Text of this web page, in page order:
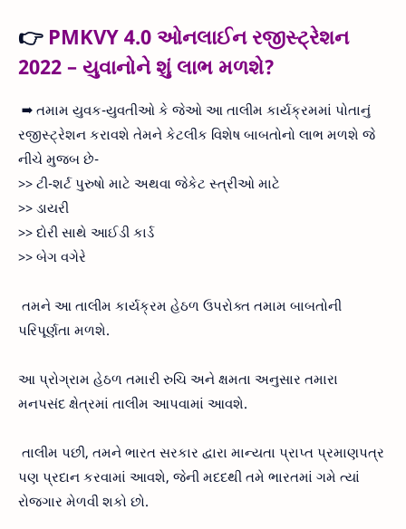
👉 PMKVY 4.0 ઓનલાઈન રજીસ્ટ્રેશન
2022 – યુવાનોને શું લાભ મળશે?
➡ તમામ યુવક-યુવતીઓ કે જેઓ આ તાલીમ કાર્યક્રમમાં પોતાનું
રજીસ્ટ્રેશન કરાવશે તેમને કેટલીક વિશેષ બાબતોનો લાભ મળશે જે
નીચે મુજબ છે-
>> ટી-શર્ટ પુરુષો માટે અથવા જેકેટ સ્ત્રીઓ માટે
>> ડાયરી
>> દોરી સાથે આઈડી કાર્ડ
>> બેગ વગેરે
તમને આ તાલીમ કાર્યક્રમ હેઠળ ઉપરોક્ત તમામ બાબતોની
પરિપૂર્ણતા મળશે.
આ પ્રોગ્રામ હેઠળ તમારી રુચિ અને ક્ષમતા અનુસાર તમારા
મનપસંદ ક્ષેત્રમાં તાલીમ આપવામાં આવશે.
તાલીમ પછી, તમને ભારત સરકાર દ્વારા માન્યતા પ્રાપ્ત પ્રમાણપત્ર
પણ પ્રદાન કરવામાં આવશે, જેની મદદથી તમે ભારતમાં ગમે ત્યાં
રોજગાર મેળવી શકો છો.